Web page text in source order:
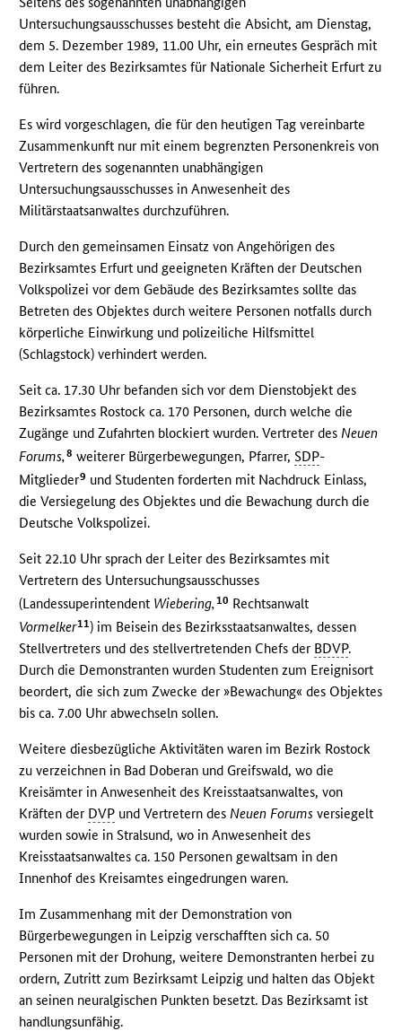
Untersuchungsausschusses besteht die Absicht, am Dienstag,
dem 5. Dezember 1989, 11.00 Uhr, ein erneutes Gespräch mit
dem Leiter des Bezirksamtes für Nationale Sicherheit Erfurt zu
führen.
Es wird vorgeschlagen, die für den heutigen Tag vereinbarte
Zusammenkunft nur mit einem begrenzten Personenkreis von
Vertretern des sogenannten unabhängigen
Untersuchungsausschusses in Anwesenheit des
Militärstaatsanwaltes durchzuführen.
Durch den gemeinsamen Einsatz von Angehörigen des
Bezirksamtes Erfurt und geeigneten Kräften der Deutschen
Volkspolizei vor dem Gebäude des Bezirksamtes sollte das
Betreten des Objektes durch weitere Personen notfalls durch
körperliche Einwirkung und polizeiliche Hilfsmittel
(Schlagstock) verhindert werden.
Seit ca. 17.30 Uhr befanden sich vor dem Dienstobjekt des
Bezirksamtes Rostock ca. 170 Personen, durch welche die
Zugänge und Zufahrten blockiert wurden. Vertreter desNeuen
Forums,8 weiterer Bürgerbewegungen, Pfarrer,SDP-
Mitglieder9 und Studenten forderten mit Nachdruck Einlass,
die Versiegelung des Objektes und die Bewachung durch die
Deutsche Volkspolizei.
Seit 22.10 Uhr sprach der Leiter des Bezirksamtes mit
Vertretern des Untersuchungsausschusses
(Landessuperintendent Wiebering, 10 Rechtsanwalt
Vormelker11) im Beisein des Bezirksstaatsanwaltes, dessen
Stellvertreters und des stellvertretenden Chefs der BDVP.
Durch die Demonstranten wurden Studenten zum Ereignisort
beordert, die sich zum Zwecke der »Bewachung« des Objektes
bis ca. 7.00 Uhr abwechseln sollen.
Weitere diesbezügliche Aktivitäten waren im Bezirk Rostock
zu verzeichnen in Bad Doberan und Greifswald, wo die
Kreisämter in Anwesenheit des Kreisstaatsanwaltes, von
Kräften der DVP und Vertretern des Neuen Forums versiegelt
wurden sowie in Stralsund, wo in Anwesenheit des
Kreisstaatsanwaltes ca. 150 Personen gewaltsam in den
Innenhof des Kreisamtes eingedrungen waren.
Im Zusammenhang mit der Demonstration von
Bürgerbewegungen in Leipzig verschafften sich ca. 50
Personen mit der Drohung, weitere Demonstranten herbei zu
ordern, Zutritt zum Bezirksamt Leipzig und halten das Objekt
an seinen neuralgischen Punkten besetzt. Das Bezirksamt ist
handlungsunfähig.